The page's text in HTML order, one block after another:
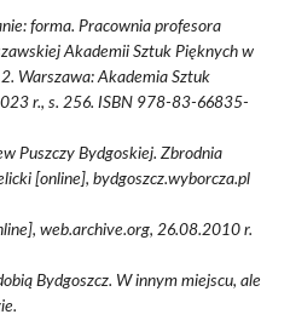
forma. Pracownia profesora
Akademii Sztuk Pięknych w
Warszawa: Akademia Sztuk
r., s. 256. ISBN 978-83-66835-
Puszczy Bydgoskiej. Zbrodnia
[online], bydgoszcz.wyborcza.pl
web.archive.org, 26.08.2010 r.
Bydgoszcz. W innym miejscu, ale